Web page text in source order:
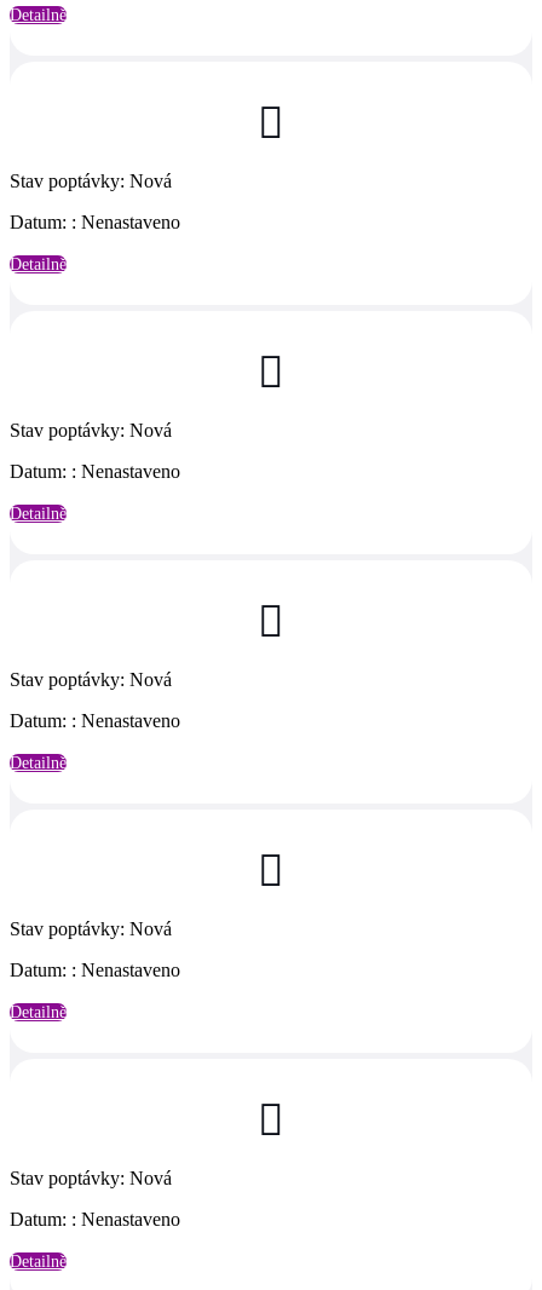
Detailně

Stav poptávky: Nová
Datum: : Nenastaveno
Detailně

Stav poptávky: Nová
Datum: : Nenastaveno
Detailně

Stav poptávky: Nová
Datum: : Nenastaveno
Detailně

Stav poptávky: Nová
Datum: : Nenastaveno
Detailně

Stav poptávky: Nová
Datum: : Nenastaveno
Detailně